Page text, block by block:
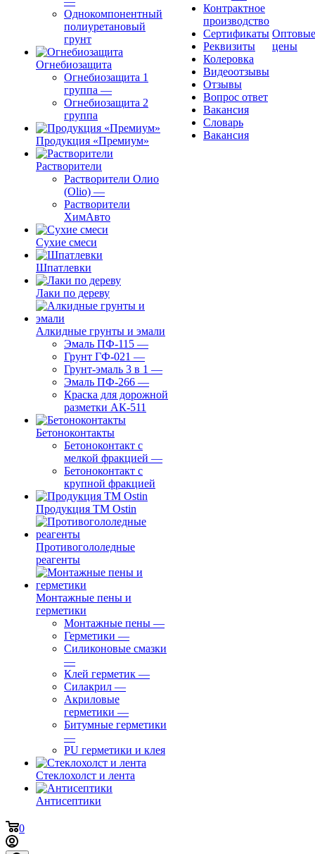
Однокомпонентный
полиуретановый
грунт
Огнебиозащита
Огнебиозащита 1
группа —
Огнебиозащита 2
группа
Продукция «Премиум»
Растворители
Растворители Олио
(Olio) —
Растворители
ХимАвто
Сухие смеси
Шпатлевки
Лаки по дереву
Алкидные грунты и эмали
Эмаль ПФ-115 —
Грунт ГФ-021 —
Грунт-эмаль 3 в 1 —
Эмаль ПФ-266 —
Краска для дорожной
разметки АК-511
Бетоноконтакты
Бетоноконтакт с
мелкой фракцией —
Бетоноконтакт с
крупной фракцией
Продукция ТМ Ostin
Противогололедные
реагенты
Монтажные пены и
герметики
Монтажные пены —
Герметики —
Силиконовые смазки
—
Клей герметик —
Силакрил —
Акриловые
герметики —
Битумные герметики
—
PU герметики и клея
Стеклохолст и лента
Антисептики
Контрактное
производство
Сертификаты
Реквизиты
Колеровка
Видеоотзывы
Отзывы
Вопрос ответ
Вакансия
Словарь
Вакансия
Оптовые
цены
0